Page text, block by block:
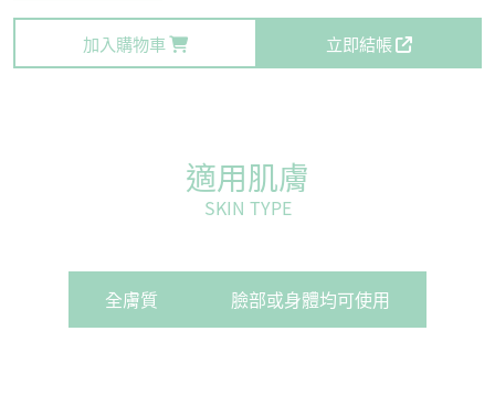
加入購物車 立即結帳
適用肌膚
SKIN TYPE
全膚質 臉部或身體均可使用